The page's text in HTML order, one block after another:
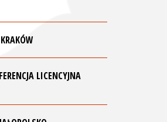
LICENCYJNA